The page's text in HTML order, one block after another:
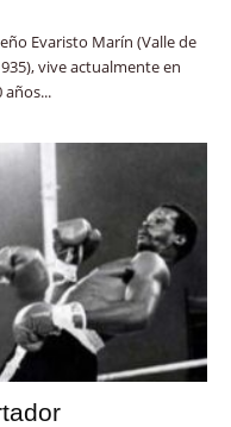
Evaristo Marín (Valle de
vive actualmente en
años...